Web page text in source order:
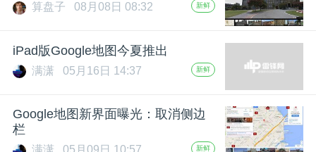
题
爱
算盘子 08月08日 08:32 新鲜
iPad版Google地图今夏推出
满潇 05月16日 14:37 新鲜
Google地图新界面曝光：取消侧边
栏
新鲜